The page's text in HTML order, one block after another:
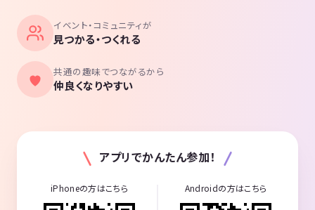
イベント・コミュニティが
見つかる・つくれる
共通の趣味でつながるから
仲良くなりやすい
アプリでかんたん参加！
iPhoneの方はこちら Androidの方はこちら